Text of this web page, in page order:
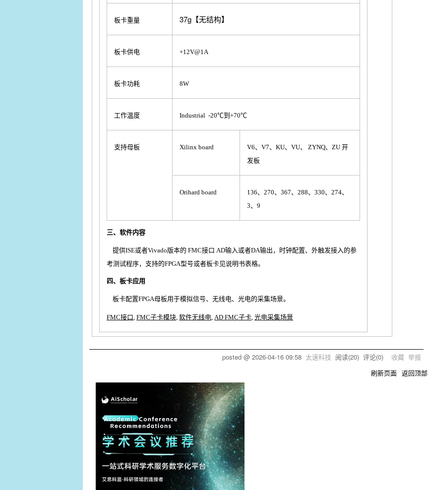
板卡重量 37g【无结构】
板卡供电 +12V@1A
板卡功耗 8W
工作温度 Industrial -20℃到+70℃
支持母板 Xilinx board
V6、V7、KU、VU、 ZYNQ、ZU 开
发板
Orihard board
136、270、367、288、330、274、
3、9
三、软件内容
提供ISE或者Vivado版本的 FMC接口 AD输入或者DA输出，时钟配置、外触发接入的参
考测试程序，支持的FPGA型号或者板卡见说明书表格。
四、板卡应用
板卡配置FPGA母板用于模拟信号、无线电、光电的采集场景。
FMC接口, FMC子卡模块, 软件无线电, AD FMC子卡, 光电采集场景
posted @ 2026-04-16 09:58 太速科技 阅读(20) 评论(0) 收藏 举报
刷新页面 返回顶部